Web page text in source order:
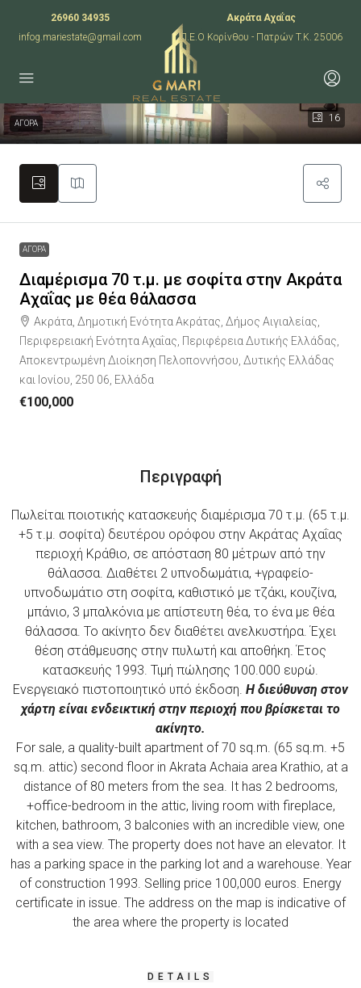
26960 34935
infog.mariestate@gmail.com
Ακράτα Αχαΐας
Π.Ε.Ο Κορίνθου - Πατρών T.K. 25006
16
ΑΓΟΡΑ
ΑΓΟΡΑ
Διαμέρισμα 70 τ.μ. με σοφίτα στην Ακράτα
Αχαΐας με θέα θάλασσα
Ακράτα, Δημοτική Ενότητα Ακράτας, Δήμος Αιγιαλείας,
Περιφερειακή Ενότητα Αχαΐας, Περιφέρεια Δυτικής Ελλάδας,
Αποκεντρωμένη Διοίκηση Πελοποννήσου, Δυτικής Ελλάδας
και Ιονίου, 250 06, Ελλάδα
€100,000
Περιγραφή
Πωλείται ποιοτικής κατασκευής διαμέρισμα 70 τ.μ. (65 τ.μ.
+5 τ.μ. σοφίτα) δευτέρου ορόφου στην Ακράτας Αχαΐας
περιοχή Κράθιο, σε απόσταση 80 μέτρων από την
θάλασσα. Διαθέτει 2 υπνοδωμάτια, +γραφείο-
υπνοδωμάτιο στη σοφίτα, καθιστικό με τζάκι, κουζίνα,
μπάνιο, 3 μπαλκόνια με απίστευτη θέα, το ένα με θέα
θάλασσα. Το ακίνητο δεν διαθέτει ανελκυστήρα. Έχει
θέση στάθμευσης στην πυλωτή και αποθήκη. Έτος
κατασκευής 1993. Τιμή πώλησης 100.000 ευρώ.
Ενεργειακό πιστοποιητικό υπό έκδοση. Η διεύθυνση στον
χάρτη είναι ενδεικτική στην περιοχή που βρίσκεται το
ακίνητο.
For sale, a quality-built apartment of 70 sq.m. (65 sq.m. +5
sq.m. attic) second floor in Akrata Achaia area Krathio, at a
distance of 80 meters from the sea. It has 2 bedrooms,
+office-bedroom in the attic, living room with fireplace,
kitchen, bathroom, 3 balconies with an incredible view, one
with a sea view. The property does not have an elevator. It
has a parking space in the parking lot and a warehouse. Year
of construction 1993. Selling price 100,000 euros. Energy
certificate in issue. The address on the map is indicative of
the area where the property is located
DETAILS